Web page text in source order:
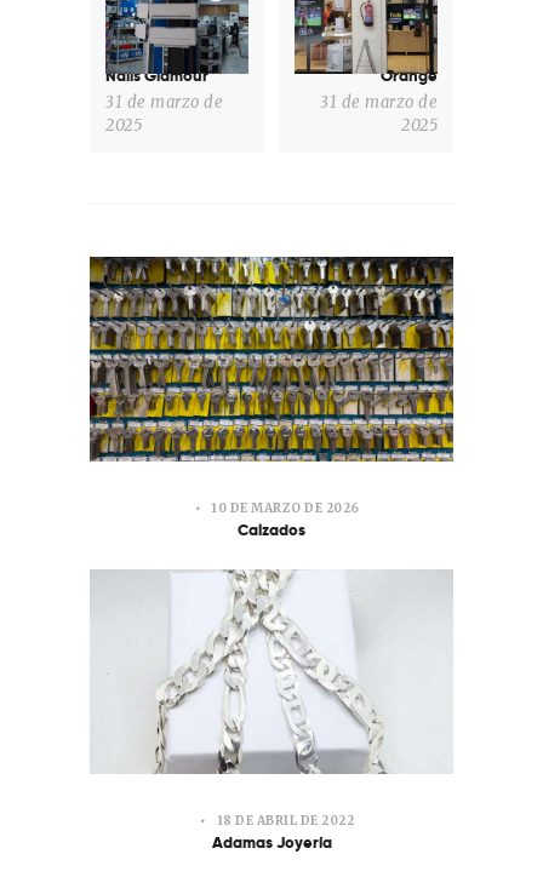
Nails Glamour
31 de marzo de
2025
Orange
31 de marzo de
2025
10 DE MARZO DE 2026
Calzados
18 DE ABRIL DE 2022
Adamas Joyería